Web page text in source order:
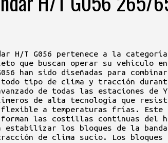
H/T G056 pertenece a la
que buscan operar su
G056 han sido diseñadas para
tipo de clima y tracción
de todas las estaciones
de alta tecnología que
flexible a temperaturas frías. Este
forman las costillas continuas
los bloques de la banda
de clima sucio. Los